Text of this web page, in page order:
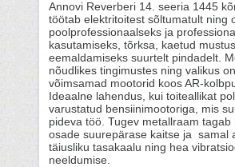
Annovi Reverberi 14. seeria 1445
töötab elektritoitest sõltumatult ning
poolprofessionaalseks ja
kasutamiseks, tõrksa, kaetud
eemaldamiseks suurtelt pindadelt.
nõudlikes tingimustes ning valikus
võimsamad mootorid koos AR-
Ideaalne lahendus, kui toiteallikat
varustatud bensiinimootoriga, mis
pideva töö. Tugev metallraam tagab
osade suurepärase kaitse ja samal
täiusliku tasakaalu ning hea
neeldumise.